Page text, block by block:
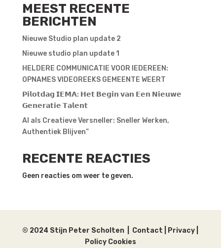
MEEST RECENTE
BERICHTEN
Nieuwe Studio plan update 2
Nieuwe studio plan update 1
HELDERE COMMUNICATIE VOOR IEDEREEN:
OPNAMES VIDEOREEKS GEMEENTE WEERT
𝗣𝗶𝗹𝗼𝘁𝗱𝗮𝗴 𝗜𝗘𝗠𝗔: 𝗛𝗲𝘁 𝗕𝗲𝗴𝗶𝗻 𝘃𝗮𝗻 𝗘𝗲𝗻 𝗡𝗶𝗲𝘂𝘄𝗲
𝗚𝗲𝗻𝗲𝗿𝗮𝘁𝗶𝗲 𝗧𝗮𝗹𝗲𝗻𝘁
AI als Creatieve Versneller: Sneller Werken,
Authentiek Blijven”
RECENTE REACTIES
Geen reacties om weer te geven.
© 2024 Stijn Peter Scholten Contact
Privacy |
Policy Cookies